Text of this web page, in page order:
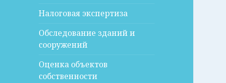
Налоговая экспертиза
Обследование зданий и
сооружений
Оценка объектов
собственности